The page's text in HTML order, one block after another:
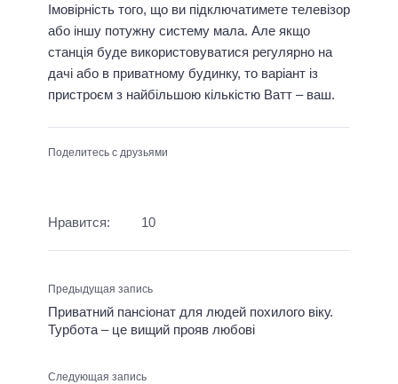
Імовірність того, що ви підключатимете телевізор
або іншу потужну систему мала. Але якщо
станція буде використовуватися регулярно на
дачі або в приватному будинку, то варіант із
пристроєм з найбільшою кількістю Ватт – ваш.
Поделитесь с друзьями
Нравится: 10
Предыдущая запись
Приватний пансіонат для людей похилого віку.
Турбота – це вищий прояв любові
Следующая запись